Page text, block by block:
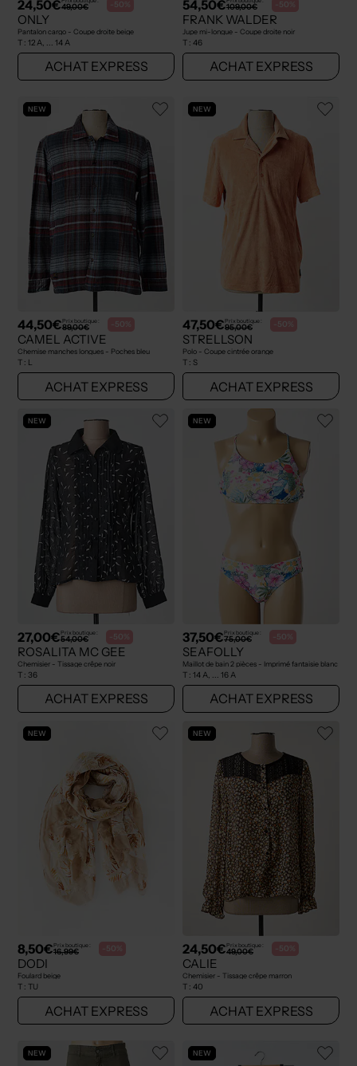
24,50€49,00€ -50%
ONLY
Pantalon cargo - Coupe droite beige
T : 12 A, ... 14 A
ACHAT EXPRESS
54,50€109,00€ -50%
FRANK WALDER
Jupe mi-longue - Coupe droite noir
T : 46
ACHAT EXPRESS
NEW
44,50€Prix boutique :
89,00€ -50%
CAMEL ACTIVE
Chemise manches longues - Poches bleu
T : L
ACHAT EXPRESS
NEW
47,50€Prix boutique :
95,00€ -50%
STRELLSON
Polo - Coupe cintrée orange
T : S
ACHAT EXPRESS
NEW
27,00€Prix boutique :
54,00€ -50%
ROSALITA MC GEE
Chemisier - Tissage crêpe noir
T : 36
ACHAT EXPRESS
NEW
37,50€Prix boutique :
75,00€ -50%
SEAFOLLY
Maillot de bain 2 pièces - Imprimé fantaisie blanc
T : 14 A, ... 16 A
ACHAT EXPRESS
NEW
8,50€Prix boutique :
16,99€ -50%
DODI
Foulard beige
T : TU
ACHAT EXPRESS
NEW
24,50€Prix boutique :
49,00€ -50%
CALIE
Chemisier - Tissage crêpe marron
T : 40
ACHAT EXPRESS
NEW NEW